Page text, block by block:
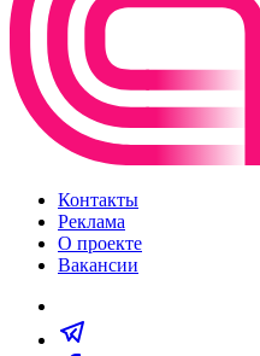
Контакты
Реклама
О проекте
Вакансии